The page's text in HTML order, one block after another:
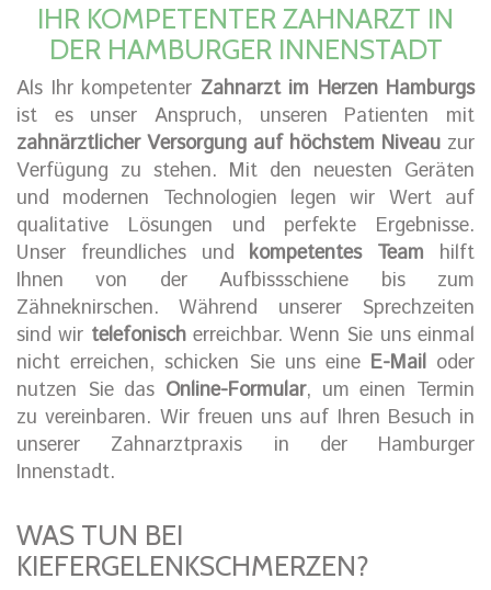
IHR KOMPETENTER ZAHNARZT IN
DER HAMBURGER INNENSTADT
Als Ihr kompetenter Zahnarzt im Herzen Hamburgs
ist es unser Anspruch, unseren Patienten mit
zahnärztlicher Versorgung auf höchstem Niveau zur
Verfügung zu stehen. Mit den neuesten Geräten
und modernen Technologien legen wir Wert auf
qualitative Lösungen und perfekte Ergebnisse.
Unser freundliches und kompetentes Team hilft
Ihnen von der Aufbissschiene bis zum
Zähneknirschen. Während unserer Sprechzeiten
sind wir telefonischerreichbar. Wenn Sie uns einmal
nicht erreichen, schicken Sie uns eine E-Mail oder
nutzen Sie das Online-Formular, um einen Termin
zu vereinbaren. Wir freuen uns auf Ihren Besuch in
unserer Zahnarztpraxis in der Hamburger
Innenstadt.
WAS TUN BEI
KIEFERGELENKSCHMERZEN?